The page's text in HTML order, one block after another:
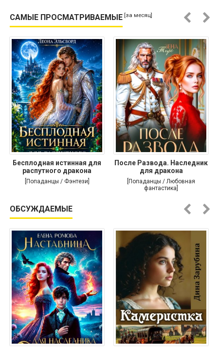
САМЫЕ ПРОСМАТРИВАЕМЫЕ [за месяц]
Бесплодная истинная для
распутного дракона
[Попаданцы / Фэнтези]
После Развода. Наследник
для дракона
[Попаданцы / Любовная
фантастика]
ОБСУЖДАЕМЫЕ